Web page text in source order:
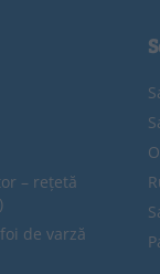
– rețetă
de varză